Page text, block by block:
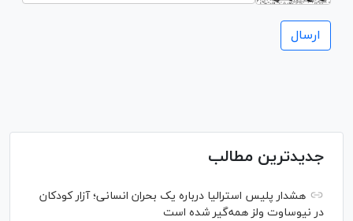
جدیدترین مطالب
هشدار پلیس استرالیا درباره یک بحران انسانی؛ آزار کودکان
در نیوساوت ولز همه‌گیر شده است